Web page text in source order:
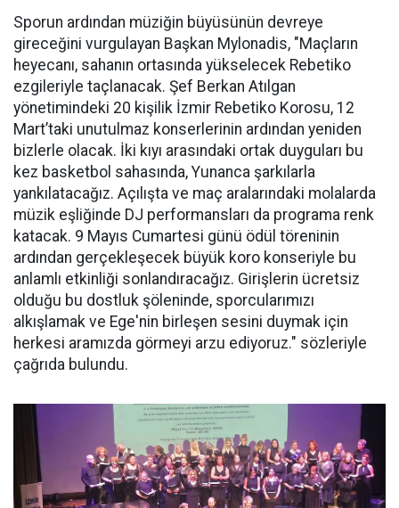
Sporun ardından müziğin büyüsünün devreye
gireceğini vurgulayan Başkan Mylonadis, "Maçların
heyecanı, sahanın ortasında yükselecek Rebetiko
ezgileriyle taçlanacak. Şef Berkan Atılgan
yönetimindeki 20 kişilik İzmir Rebetiko Korosu, 12
Mart’taki unutulmaz konserlerinin ardından yeniden
bizlerle olacak. İki kıyı arasındaki ortak duyguları bu
kez basketbol sahasında, Yunanca şarkılarla
yankılatacağız. Açılışta ve maç aralarındaki molalarda
müzik eşliğinde DJ performansları da programa renk
katacak. 9 Mayıs Cumartesi günü ödül töreninin
ardından gerçekleşecek büyük koro konseriyle bu
anlamlı etkinliği sonlandıracağız. Girişlerin ücretsiz
olduğu bu dostluk şöleninde, sporcularımızı
alkışlamak ve Ege'nin birleşen sesini duymak için
herkesi aramızda görmeyi arzu ediyoruz." sözleriyle
çağrıda bulundu.